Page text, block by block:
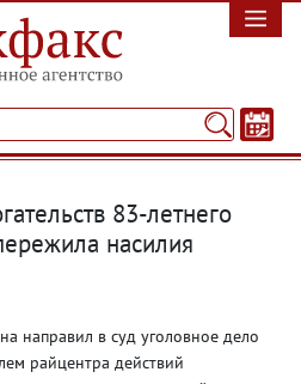
83-летнего
насилия
направил в суд уголовное дело
райцентра действий